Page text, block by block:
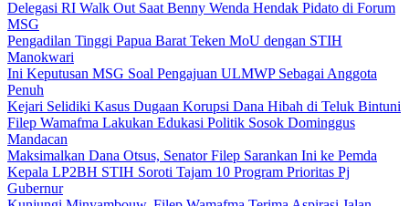
Delegasi RI Walk Out Saat Benny Wenda Hendak Pidato di Forum
MSG
Pengadilan Tinggi Papua Barat Teken MoU dengan STIH
Manokwari
Ini Keputusan MSG Soal Pengajuan ULMWP Sebagai Anggota
Penuh
Kejari Selidiki Kasus Dugaan Korupsi Dana Hibah di Teluk Bintuni
Filep Wamafma Lakukan Edukasi Politik Sosok Dominggus
Mandacan
Maksimalkan Dana Otsus, Senator Filep Sarankan Ini ke Pemda
Kepala LP2BH STIH Soroti Tajam 10 Program Prioritas Pj
Gubernur